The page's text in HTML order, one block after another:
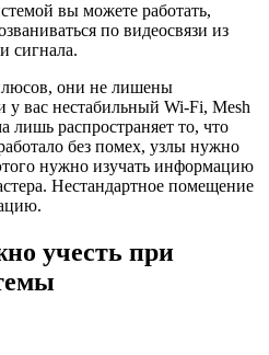
вы можете работать,
по видеосвязи из
сигнала.
они не лишены
у вас нестабильный Wi-Fi, Mesh
лишь распространяет то, что
без помех, узлы нужно
нужно изучать информацию
Нестандартное помещение
учесть при